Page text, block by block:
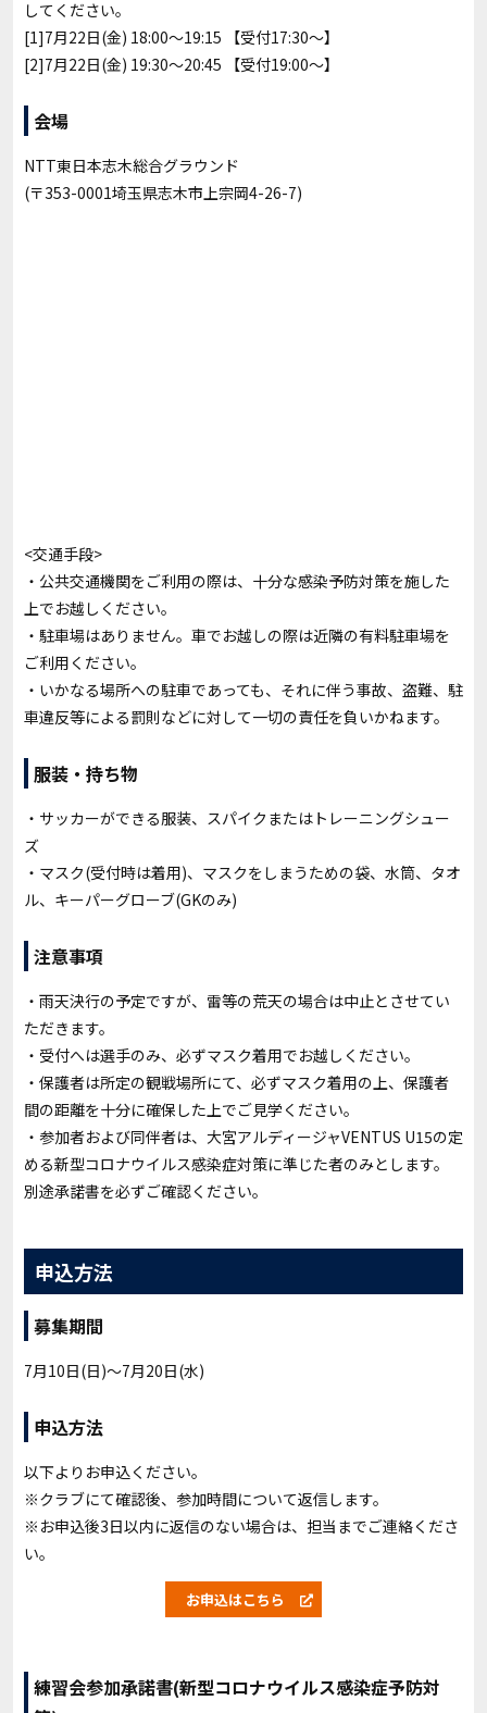
してください。
[1]7月22日(金) 18:00～19:15 【受付17:30～】
[2]7月22日(金) 19:30〜20:45 【受付19:00〜】
会場
NTT東日本志木総合グラウンド
(〒353-0001埼玉県志木市上宗岡4-26-7)
<交通手段>
・公共交通機関をご利用の際は、十分な感染予防対策を施した
上でお越しください。
・駐車場はありません。車でお越しの際は近隣の有料駐車場を
ご利用ください。
・いかなる場所への駐車であっても、それに伴う事故、盗難、駐
車違反等による罰則などに対して一切の責任を負いかねます。
服装・持ち物
・サッカーができる服装、スパイクまたはトレーニングシュー
ズ
・マスク(受付時は着用)、マスクをしまうための袋、水筒、タオ
ル、キーパーグローブ(GKのみ)
注意事項
・雨天決行の予定ですが、雷等の荒天の場合は中止とさせてい
ただきます。
・受付へは選手のみ、必ずマスク着用でお越しください。
・保護者は所定の観戦場所にて、必ずマスク着用の上、保護者
間の距離を十分に確保した上でご見学ください。
・参加者および同伴者は、大宮アルディージャVENTUS U15の定
める新型コロナウイルス感染症対策に準じた者のみとします。
別途承諾書を必ずご確認ください。
申込方法
募集期間
7月10日(日)〜7月20日(水)
申込方法
以下よりお申込ください。
※クラブにて確認後、参加時間について返信します。
※お申込後3日以内に返信のない場合は、担当までご連絡くださ
い。
お申込はこちら
練習会参加承諾書(新型コロナウイルス感染症予防対